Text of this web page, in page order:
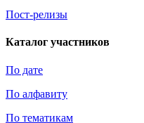
Пост-релизы
Каталог участников
По дате
По алфавиту
По тематикам